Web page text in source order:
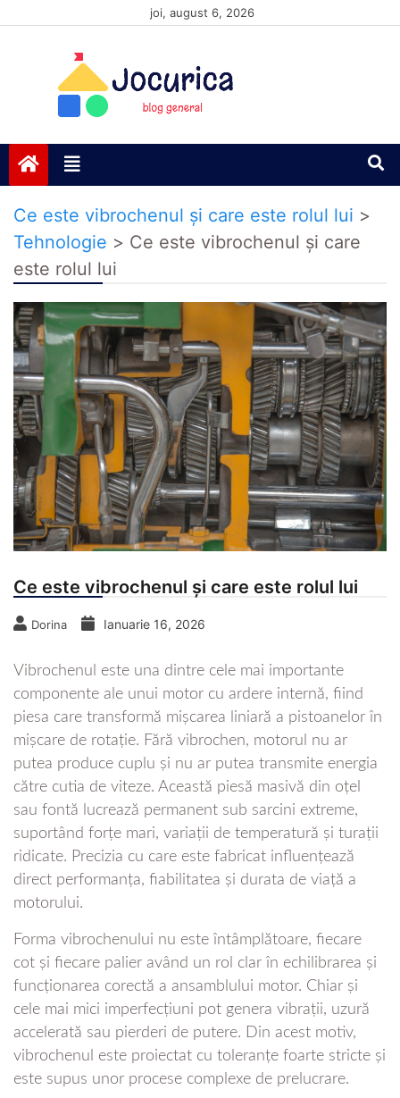
joi, august 6, 2026
Jocurică blog
Ce este vibrochenul și care este rolul lui >
Tehnologie > Ce este vibrochenul și care
este rolul lui
Ce este vibrochenul și care este rolul lui
Dorina Ianuarie 16, 2026
Vibrochenul este una dintre cele mai importante
componente ale unui motor cu ardere internă, fiind
piesa care transformă mișcarea liniară a pistoanelor în
mișcare de rotație. Fără vibrochen, motorul nu ar
putea produce cuplu și nu ar putea transmite energia
către cutia de viteze. Această piesă masivă din oțel
sau fontă lucrează permanent sub sarcini extreme,
suportând forțe mari, variații de temperatură și turații
ridicate. Precizia cu care este fabricat influențează
direct performanța, fiabilitatea și durata de viață a
motorului.
Forma vibrochenului nu este întâmplătoare, fiecare
cot și fiecare palier având un rol clar în echilibrarea și
funcționarea corectă a ansamblului motor. Chiar și
cele mai mici imperfecțiuni pot genera vibrații, uzură
accelerată sau pierderi de putere. Din acest motiv,
vibrochenul este proiectat cu toleranțe foarte stricte și
este supus unor procese complexe de prelucrare.